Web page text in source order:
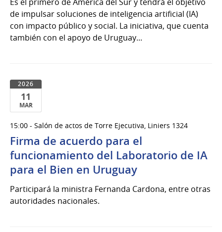
de impulsar soluciones de inteligencia artificial (IA)
con impacto público y social. La iniciativa, que cuenta
también con el apoyo de Uruguay...
2026
11
MAR
de
Mar
del
2026
15:00 - Salón de actos de Torre Ejecutiva, Liniers 1324
Firma de acuerdo para el
funcionamiento del Laboratorio de IA
para el Bien en Uruguay
Participará la ministra Fernanda Cardona, entre otras
autoridades nacionales.